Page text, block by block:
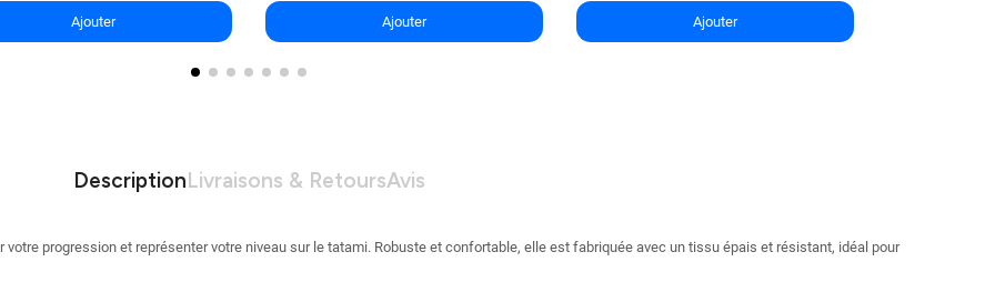
Ajouter Ajouter Ajouter
DescriptionLivraisons & RetoursAvis
progression et représenter votre niveau sur le tatami. Robuste et confortable, elle est fabriquée avec un tissu épais et résistant, idéal pour